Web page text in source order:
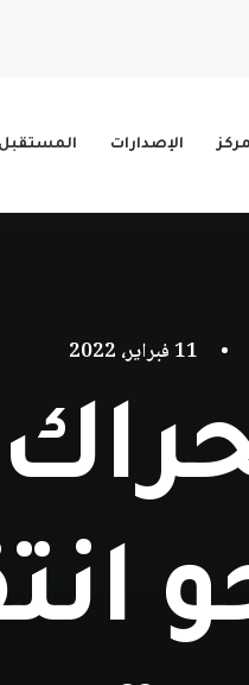
الإصدارات المستقبل
• 11 فبراير، 2022